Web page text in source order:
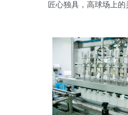
匠心独具，高球场上